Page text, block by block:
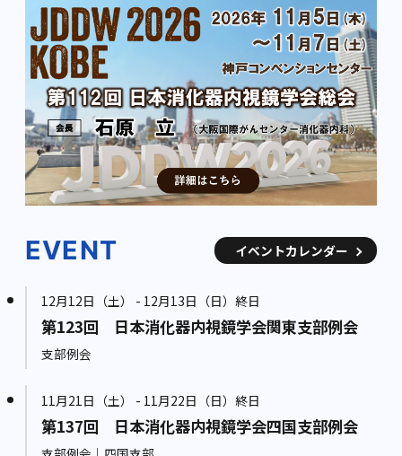
EVENT イベントカレンダー
12月12日（土） - 12月13日（日）終日
第123回 日本消化器内視鏡学会関東支部例会
支部例会
11月21日（土） - 11月22日（日）終日
第137回 日本消化器内視鏡学会四国支部例会